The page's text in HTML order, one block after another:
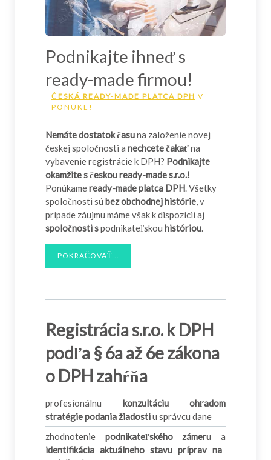
Podnikajte ihneď s
ready-made firmou!
ČESKÁ READY-MADE PLATCA DPH V
PONUKE!
Nemáte dostatok časuna založenie novej
českej spoločnosti a nechcete čakaťna
vybavenie registrácie k DPH? Podnikajte
okamžite s českou ready-made s.r.o.!
Ponúkameready-made platca DPH. Všetky
spoločnosti sú bez obchodnej histórie, v
prípade záujmu máme však k dispozícii aj
spoločnosti spodnikateľskou históriou.
POKRAČOVAŤ...
Registrácia s.r.o. k DPH
podľa § 6a až 6e zákona
o DPH zahŕňa
profesionálnu konzultáciu ohľadom
stratégie podania žiadostiu správcu dane
zhodnotenie podnikateľského zámeru a
identifikácia aktuálneho stavu príprav na